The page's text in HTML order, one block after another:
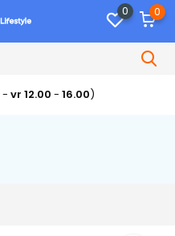
0 0
- vr 12.00 - 16.00)